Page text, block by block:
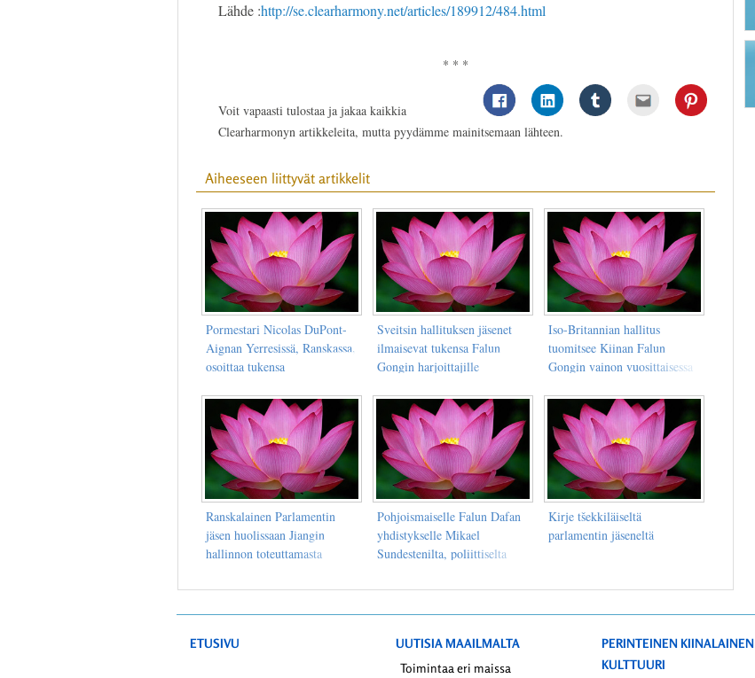
Lähde :http://se.clearharmony.net/articles/189912/484.html
* * *
Voit vapaasti tulostaa ja jakaa kaikkia
Clearharmonyn artikkeleita, mutta pyydämme mainitsemaan lähteen.
Aiheeseen liittyvät artikkelit
Pormestari Nicolas DuPont-
Aignan Yerresissä, Ranskassa,
osoittaa tukensa
Sveitsin hallituksen jäsenet
ilmaisevat tukensa Falun
Gongin harjoittajille
Iso-Britannian hallitus
tuomitsee Kiinan Falun
Gongin vainon vuosittaisessa
ihmisoikeuksista
Ranskalainen Parlamentin
jäsen huolissaan Jiangin
hallinnon toteuttamasta
Pohjoismaiselle Falun Dafan
yhdistykselle Mikael
Sundestenilta, poliittiselta
Kirje tšekkiläiseltä
parlamentin jäseneltä
ETUSIVU
UUTISIA MAAILMALTA
Toimintaa eri maissa
PERINTEINEN KIINALAINEN
KULTTUURI